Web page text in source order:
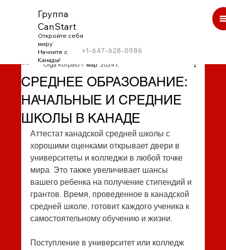
Группа
CanStart
Откройте себя
миру
Начните с
Канады!
+1-647-628-0986
СРЕДНЕЕ ОБРАЗОВАНИЕ:
НАЧАЛЬНЫЕ И СРЕДНИЕ
ШКОЛЫ В КАНАДЕ
Olga Korpalo 7 мар. 2024 г.
Аттестат канадской средней школы с
хорошими оценками открывает двери в
университеты и колледжи в любой точке
мира. Это также увеличивает шансы
вашего ребенка на получение стипендий и
грантов. Время, проведенное в канадской
средней школе, готовит каждого ученика к
самостоятельному обучению и жизни.
Поступление в университет или колледж